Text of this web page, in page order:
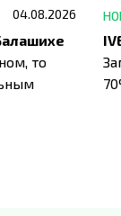
04.08.2026
то